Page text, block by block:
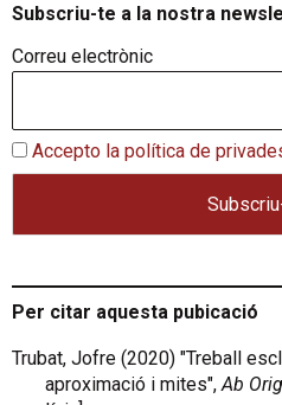
Subscriu-te a la nostra
Correu electrònic
Accepto la política de
Per citar aquesta pubicació
Trubat, Jofre (2020) "Treball
aproximació i mites", Ab